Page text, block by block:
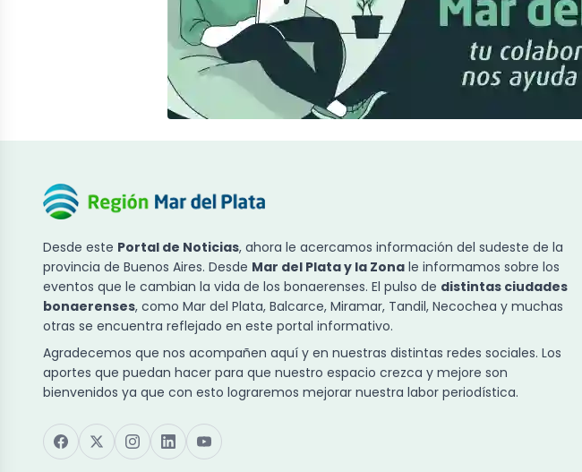
Desde este Portal de Noticias, ahora le acercamos información del sudeste de la
provincia de Buenos Aires. Desde Mar del Plata y la Zona le informamos sobre los
eventos que le cambian la vida de los bonaerenses. El pulso de distintas ciudades
bonaerenses, como Mar del Plata, Balcarce, Miramar, Tandil, Necochea y muchas
otras se encuentra reflejado en este portal informativo.
Agradecemos que nos acompañen aquí y en nuestras distintas redes sociales. Los
aportes que puedan hacer para que nuestro espacio crezca y mejore son
bienvenidos ya que con esto lograremos mejorar nuestra labor periodística.